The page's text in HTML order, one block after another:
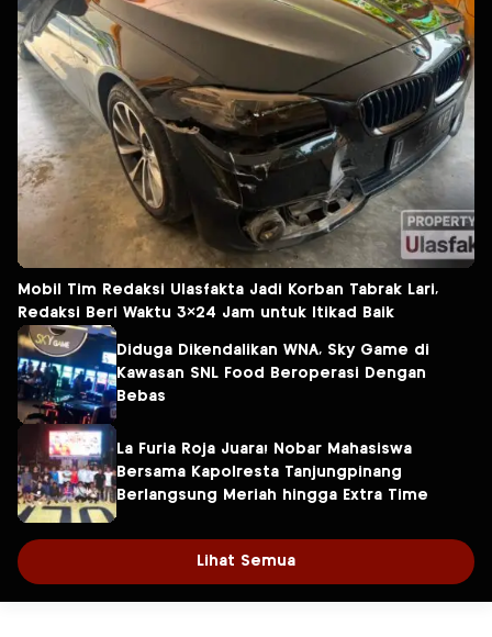
Mobil Tim Redaksi Ulasfakta Jadi Korban Tabrak Lari,
Redaksi Beri Waktu 3×24 Jam untuk Itikad Baik
Diduga Dikendalikan WNA, Sky Game di
Kawasan SNL Food Beroperasi Dengan
Bebas
La Furia Roja Juara! Nobar Mahasiswa
Bersama Kapolresta Tanjungpinang
Berlangsung Meriah hingga Extra Time
Lihat Semua